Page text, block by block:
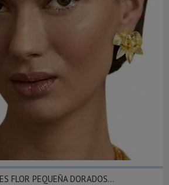
FLOR PEQUEÑA DORADOS...